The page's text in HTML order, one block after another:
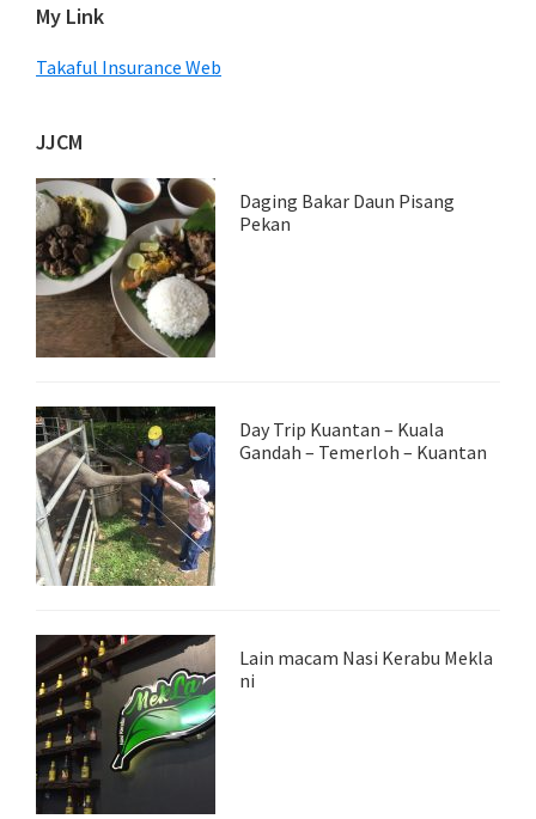
My Link
Takaful Insurance Web
JJCM
Daging Bakar Daun Pisang
Pekan
Day Trip Kuantan – Kuala
Gandah – Temerloh – Kuantan
Lain macam Nasi Kerabu Mekla
ni